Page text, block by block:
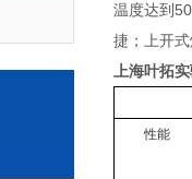
温度达到
捷；上开
上海叶拓
性能